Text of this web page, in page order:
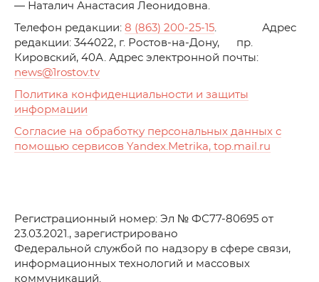
— Наталич Анастасия Леонидовна.
Телефон редакции: 8 (863) 200-25-15. Адрес
редакции: 344022, г. Ростов-на-Дону, пр.
Кировский, 40А. Адрес электронной почты:
news@1rostov.tv
Политика конфиденциальности и защиты
информации
Согласие на обработку персональных данных с
помощью сервисов Yandex.Metrika, top.mail.ru
Регистрационный номер: Эл № ФС77-80695 от
23.03.2021., зарегистрировано
Федеральной службой по надзору в сфере связи,
информационных технологий и массовых
коммуникаций.